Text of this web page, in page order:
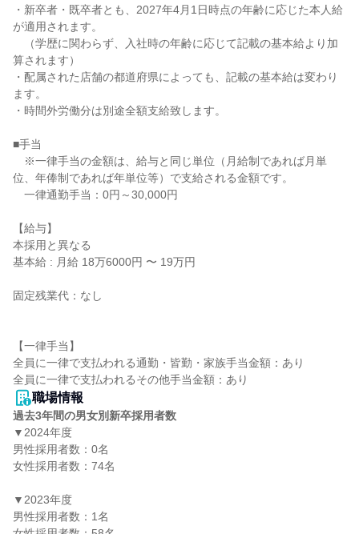
・新卒者・既卒者とも、2027年4月1日時点の年齢に応じた本人給
が適用されます。
（学歴に関わらず、入社時の年齢に応じて記載の基本給より加
算されます）
・配属された店舗の都道府県によっても、記載の基本給は変わり
ます。
・時間外労働分は別途全額支給致します。
■手当
※一律手当の金額は、給与と同じ単位（月給制であれば月単
位、年俸制であれば年単位等）で支給される金額です。
一律通勤手当：0円～30,000円
【給与】
本採用と異なる
基本給 : 月給 18万6000円 〜 19万円
固定残業代：なし
【一律手当】
全員に一律で支払われる通勤・皆勤・家族手当金額：あり
職場情報
過去3年間の男女別新卒採用者数
▼2024年度
男性採用者数：0名
女性採用者数：74名
▼2023年度
男性採用者数：1名